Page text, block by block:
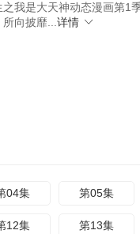
之我是大天神动态漫画第1
向披靡... 详情
04集 第05集
12集 第13集